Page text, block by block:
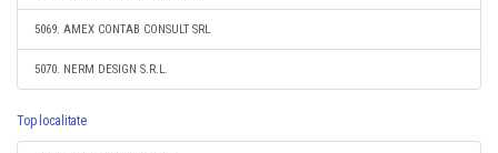
5069. AMEX CONTAB CONSULT SRL
5070. NERM DESIGN S.R.L.
Top localitate